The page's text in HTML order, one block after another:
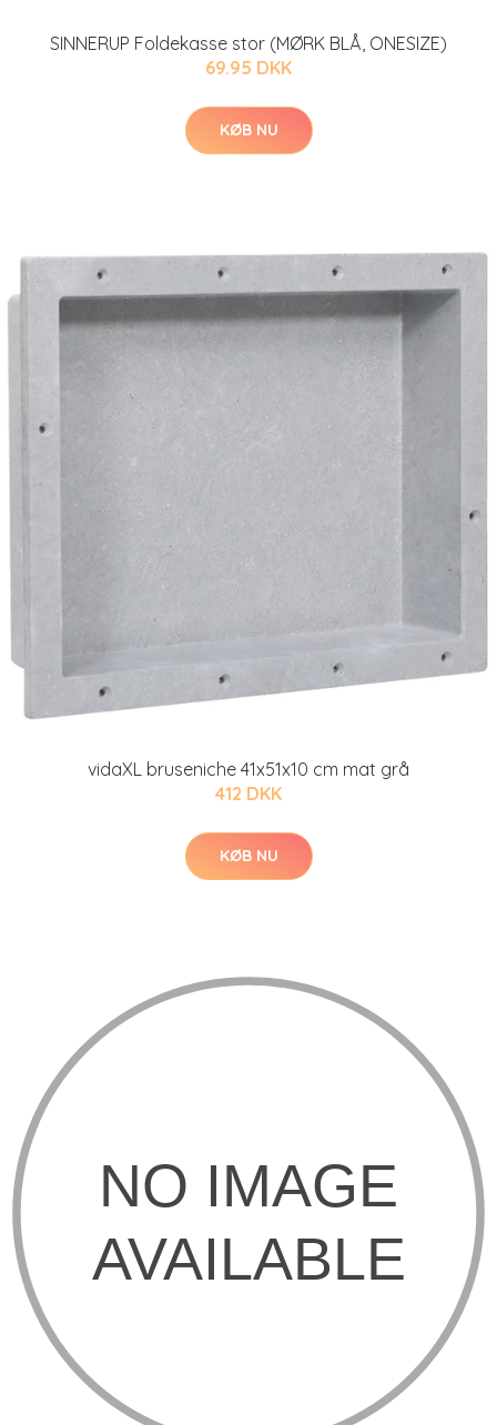
SINNERUP Foldekasse stor (MØRK BLÅ, ONESIZE)
69.95 DKK
KØB NU
vidaXL bruseniche 41x51x10 cm mat grå
412 DKK
KØB NU